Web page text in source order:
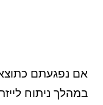
אם נפגעתם
במהלך ניתוח